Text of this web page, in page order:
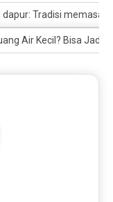
Tradisi memasak
Air Kecil? Bisa Jadi